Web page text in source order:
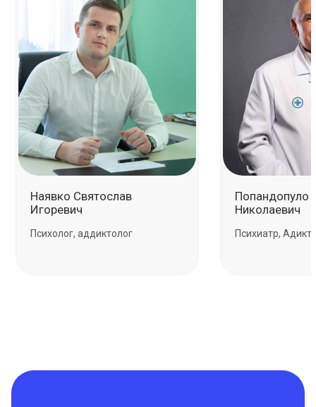
Наявко Святослав
Игоревич
Психолог, аддиктолог
Пoпандoпулo
Никoлаевич
Психиатр,